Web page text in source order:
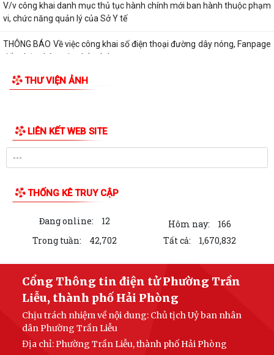
V/v công khai danh mục thủ tục hành chính mới ban hành thuộc phạm
vi, chức năng quản lý của Sở Y tế
THÔNG BÁO Về việc công khai số điện thoại đường dây nóng, Fanpage
tiếp nhận thông tin phản ánh,...
QUYẾT ĐỊNH Về việc công bố danh mục thủ tục hành chính mới ban
đổi, bổ sung và bị bãi bỏ lĩnh vực...
QUYẾT ĐỊNH Về việc công bố danh mục thủ tục hành chính được sửa
đổi, bổ sung và bị bãi bỏ lĩnh vực...
Kế hoạch tuyên truyền vận động và tổ chức ngày hội hiến máu tình
BÀI TUYÊN TRUYỀN Kỷ niệm 101 năm Ngày Báo chí Cách mạng Việt
Nam (21/6/1925 - 21/6/2026)
QUYẾT ĐỊNH Về việc ủy quyền cho Giám đốc Sở Y tế thực hiện giải
quyết thủ tục hành chính lĩnh vực y...
Lãnh đạo phường Trần Liễu thăm đồng, đánh giá năng suất vụ Chiêm
Xuân 2026
UBND PHƯỜNG TRẦN LIỄU TỔ CHỨC KIỂM TRA CHUYÊN NGÀNH LĨNH
THƯ VIỆN ẢNH
LIÊN KẾT WEB SITE